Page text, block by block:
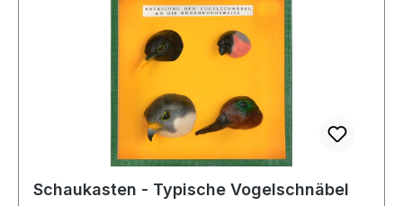
Schaukasten - Typische Vogelschnäbel